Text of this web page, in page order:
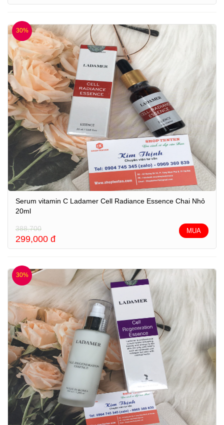
30%
Serum vitamin C Ladamer Cell Radiance Essence Chai Nhỏ
20ml
388,700
299,000 đ
MUA
30%